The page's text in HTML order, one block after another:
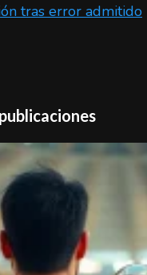
tras error admitido